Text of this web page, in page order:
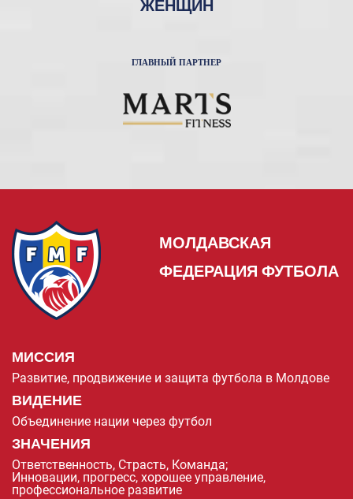
ЖЕНЩИН
ГЛАВНЫЙ ПАРТНЕР
МОЛДАВСКАЯ
ФЕДЕРАЦИЯ ФУТБОЛА
МИССИЯ
Развитие, продвижение и защита футбола в Молдове
ВИДЕНИЕ
Объединение нации через футбол
ЗНАЧЕНИЯ
Ответственность, Страсть, Команда;
Инновации, прогресс, хорошее управление,
профессиональное развитие